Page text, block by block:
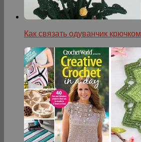
Как связать одуванчик крючком